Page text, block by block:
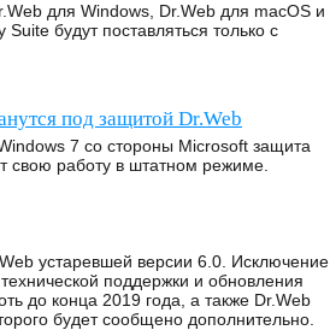
для Windows, Dr.Web для macOS и
будут поставляться только с
под защитой Dr.Web
7 со стороны Microsoft защита
свою работу в штатном режиме.
устаревшей версии 6.0. Исключение
поддержки и обновления
до конца 2019 года, а также Dr.Web
будет сообщено дополнительно.